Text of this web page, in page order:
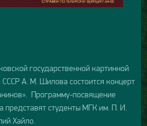
государственной картинной
А. М. Шилова состоится концерт
Программу-посвящение
представят студенты МГК им. П. И.
Хайло.